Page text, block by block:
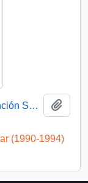
Discurso Presidente Aylwin en Convención Santiago: Video
(1990-1994)